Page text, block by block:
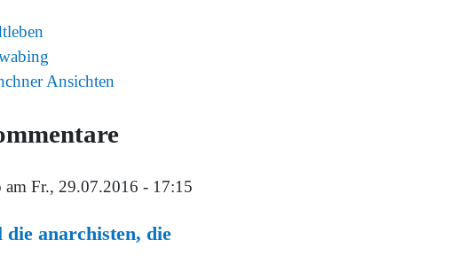
Ansichten
am Fr., 29.07.2016 - 17:15
die anarchisten, die